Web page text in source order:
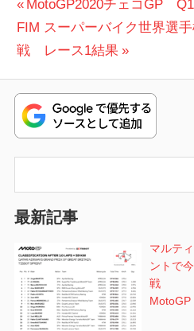
投
稿
ビ
ゲ
ー
シ
ョ
ン
前
の
投
MotoGP2020チェコGP
次
の
稿:
FIM スーパーバイク世界選
戦 レース1結果
最新記事
マルテ
ントで
戦
MotoGP